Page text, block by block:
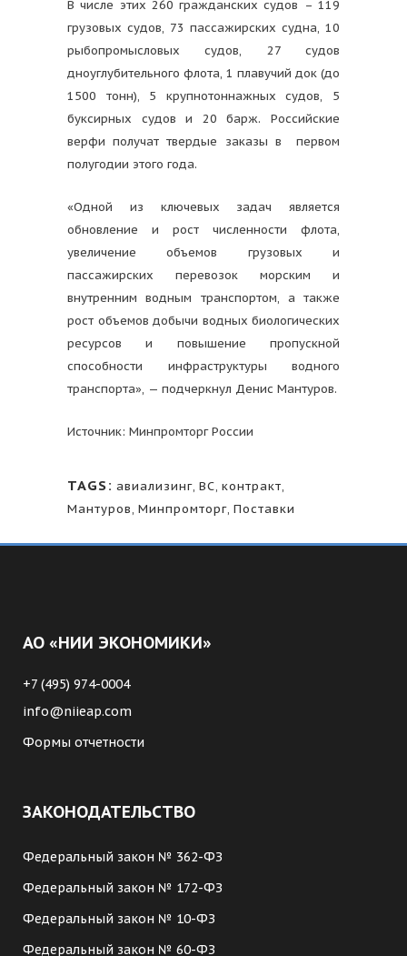
В числе этих 260 гражданских судов – 119
грузовых судов, 73 пассажирских судна, 10
рыбопромысловых судов, 27 судов
дноуглубительного флота, 1 плавучий док (до
1500 тонн), 5 крупнотоннажных судов, 5
буксирных судов и 20 барж. Российские
верфи получат твердые заказы в первом
полугодии этого года.
«Одной из ключевых задач является
обновление и рост численности флота,
увеличение объемов грузовых и
пассажирских перевозок морским и
внутренним водным транспортом, а также
рост объемов добычи водных биологических
ресурсов и повышение пропускной
способности инфраструктуры водного
транспорта», — подчеркнул Денис Мантуров.
Источник: Минпромторг России
TAGS: авиализинг, ВС, контракт,
Мантуров, Минпромторг, Поставки
АО «НИИ ЭКОНОМИКИ»
+7 (495) 974-0004
info@niieap.com
Формы отчетности
ЗАКОНОДАТЕЛЬСТВО
Федеральный закон № 362-ФЗ
Федеральный закон № 172-ФЗ
Федеральный закон № 10-ФЗ
Федеральный закон № 60-ФЗ